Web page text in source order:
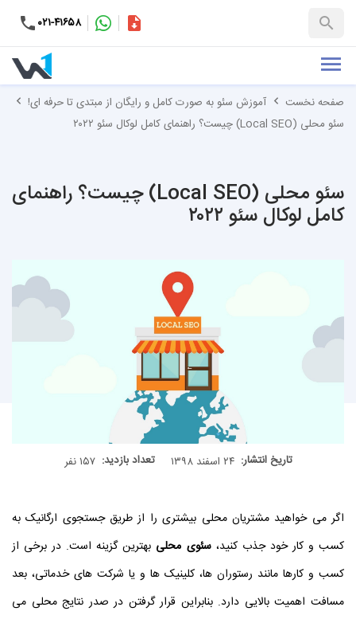
۰۲۱-۴۱۶۵۸
+۹۸-کاتالوگ
صفحه نخست
آموزش سئو به صورت کامل و رایگان از مبتدی تا حرفه ای!
سئو محلی (Local SEO) چیست؟ راهنمای کامل لوکال سئو ۲۰۲۲
سئو محلی (Local SEO) چیست؟ راهنمای
کامل لوکال سئو ۲۰۲۲
تاریخ انتشار: ۲۴ اسفند ۱۳۹۸ تعداد بازدید: ۱۵۷ نفر
اگر می خواهید مشتریان محلی بیشتری را از طریق جستجوی ارگانیک به
کسب و کار خود جذب کنید،سئوی محلی بهترین گزینه است. در برخی از
کسب و کارها مانند رستوران ها، کلینیک ها و یا شرکت های خدماتی، بعد
مسافت اهمیت بالایی دارد. بنابراین قرار گرفتن در صدر نتایج محلی می